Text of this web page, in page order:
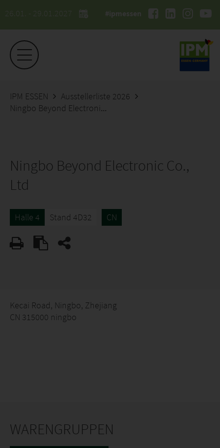
26.01. - 29.01.2027 #ipmessen
IPM ESSEN
Ausstellerliste 2026
Ningbo Beyond Electronic Co., Ltd
Ningbo Beyond Electronic Co.,
Ltd
Halle 4 Stand 4D32 CN
Kecai Road, Ningbo, Zhejiang
CN 315000 ningbo
WARENGRUPPEN